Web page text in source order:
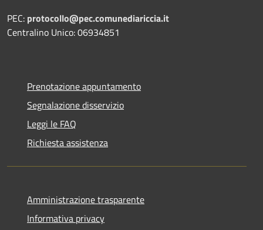
PEC: protocollo@pec.comunediariccia.it
Centralino Unico: 06934851
Prenotazione appuntamento
Segnalazione disservizio
Leggi le FAQ
Richiesta assistenza
Amministrazione trasparente
Informativa privacy